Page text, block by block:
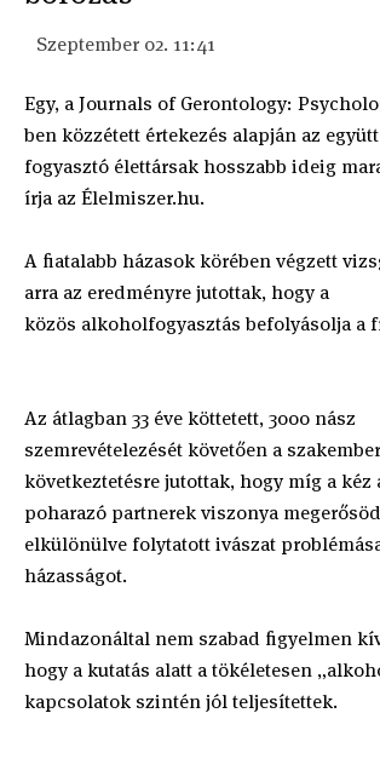
Szeptember 02. 11:41
Egy, a Journals of Gerontology:
ben közzétett értekezés alapján az
fogyasztó élettársak hosszabb ideig
írja az Élelmiszer.hu.
A fiatalabb házasok körében végzett
arra az eredményre jutottak, hogy a
közös alkoholfogyasztás befolyásolja a
Az átlagban 33 éve köttetett, 3000 nász
szemrevételezését követően a
következtetésre jutottak, hogy míg a kéz
poharazó partnerek viszonya
elkülönülve folytatott ivászat
házasságot.
Mindazonáltal nem szabad figyelmen
hogy a kutatás alatt a tökéletesen
kapcsolatok szintén jól teljesítettek.